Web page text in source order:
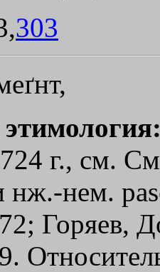
303
г., см.
нж.-нем.
Горяев,